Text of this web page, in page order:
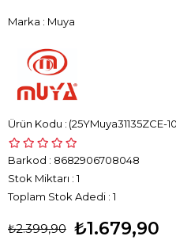
Marka : Muya
(25YMuya31135ZCE-
Barkod : 8682906708048
Stok Miktarı : 1
Toplam Stok Adedi : 1
₺2.399,90 ₺1.679,90